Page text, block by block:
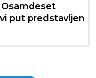
put predstavljen